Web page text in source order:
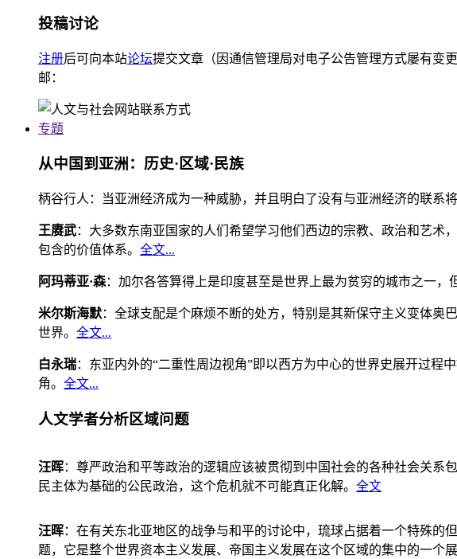
投稿讨论
注册后可向本站论坛提交文章（因通信管理局对电子公告管理方式屡有变
邮：
专题
从中国到亚洲：历史·区域·民族
柄谷行人：当亚洲经济成为一种威胁，并且明白了没有与亚洲经济的联系
王赓武：大多数东南亚国家的人们希望学习他们西边的宗教、政治和艺
包含的价值体系。 全文...
阿玛蒂亚·森：加尔各答算得上是印度甚至是世界上最为贫穷的城市之一
米尔斯海默：全球支配是个麻烦不断的处方，特别是其新保守主义变体
世界。 全文...
白永瑞：东亚内外的“二重性周边视角”即以西方为中心的世界史展开过
角。 全文...
人文学者分析区域问题
汪晖：尊严政治和平等政治的逻辑应该被贯彻到中国社会的各种社会关
民主体为基础的公民政治，这个危机就不可能真正化解。 全文
汪晖：在有关东北亚地区的战争与和平的讨论中，琉球占据着一个特殊
题，它是整个世界资本主义发展、帝国主义发展在这个区域的集中的一个展